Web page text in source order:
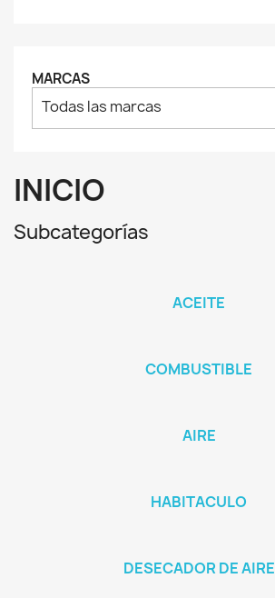
MARCAS
Todas las marcas
INICIO
Subcategorías
ACEITE
COMBUSTIBLE
AIRE
HABITACULO
DESECADOR DE AIRE